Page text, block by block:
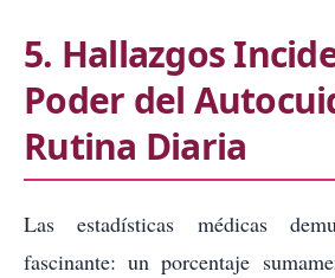
5. Hallazgos
Poder del
Rutina Diaria
Las estadísticas médicas
fascinante: un porcentaje